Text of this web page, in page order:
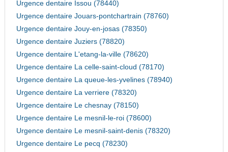
Urgence dentaire Issou (78440)
Urgence dentaire Jouars-pontchartrain (78760)
Urgence dentaire Jouy-en-josas (78350)
Urgence dentaire Juziers (78820)
Urgence dentaire L'etang-la-ville (78620)
Urgence dentaire La celle-saint-cloud (78170)
Urgence dentaire La queue-les-yvelines (78940)
Urgence dentaire La verriere (78320)
Urgence dentaire Le chesnay (78150)
Urgence dentaire Le mesnil-le-roi (78600)
Urgence dentaire Le mesnil-saint-denis (78320)
Urgence dentaire Le pecq (78230)